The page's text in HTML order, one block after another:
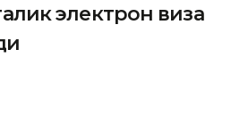
электрон виза